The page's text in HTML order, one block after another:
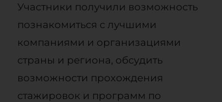
Участники получили возможность
познакомиться с лучшими
компаниями и организациями
страны и региона, обсудить
возможности прохождения
стажировок и программ по